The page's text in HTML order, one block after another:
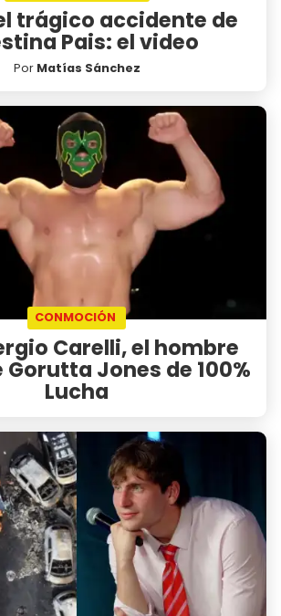
trágico accidente de
Pais: el video
Por Matías Sánchez
CONMOCIÓN
Carelli, el hombre
Jones de 100%
Lucha